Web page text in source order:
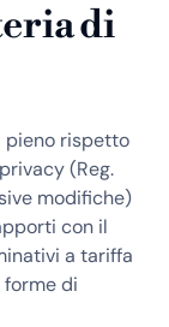
di
pieno rispetto
(Reg.
modifiche)
con il
a tariffa
di